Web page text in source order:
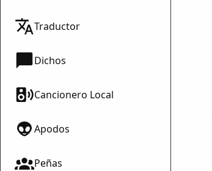
Traductor
Dichos
Cancionero Local
Apodos
Peñas